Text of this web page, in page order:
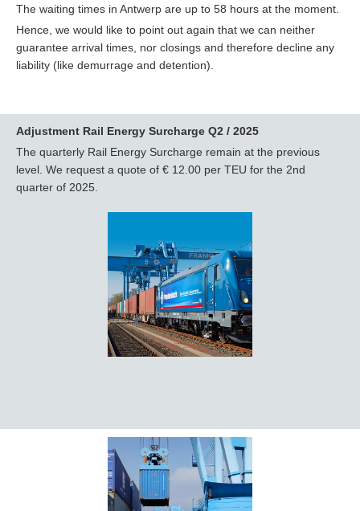
The waiting times in Antwerp are up to 58 hours at the moment.
Hence, we would like to point out again that we can neither
guarantee arrival times, nor closings and therefore decline any
liability (like demurrage and detention).
Adjustment Rail Energy Surcharge Q2 / 2025
The quarterly Rail Energy Surcharge remain at the previous
level. We request a quote of € 12.00 per TEU for the 2nd
quarter of 2025.